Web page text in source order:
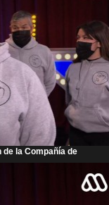
la Compañía de